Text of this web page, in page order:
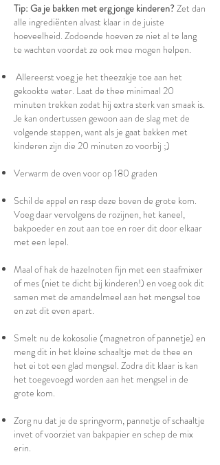
Tip: Ga je bakken met erg jonge kinderen?Zet dan
alle ingrediënten alvast klaar in de juiste
hoeveelheid. Zodoende hoeven ze niet al te lang
te wachten voordat ze ook mee mogen helpen.
Allereerst voeg je het theezakje toe aan het
gekookte water. Laat de thee minimaal 20
minuten trekken zodat hij extra sterk van smaak is.
Je kan ondertussen gewoon aan de slag met de
volgende stappen, want als je gaat bakken met
kinderen zijn die 20 minuten zo voorbij ;)
Verwarm de oven voor op 180 graden
Schil de appel en rasp deze boven de grote kom.
Voeg daar vervolgens de rozijnen, het kaneel,
bakpoeder en zout aan toe en roer dit door elkaar
met een lepel.
Maal of hak de hazelnoten fijn met een staafmixer
of mes (niet te dicht bij kinderen!) en voeg ook dit
samen met de amandelmeel aan het mengsel toe
en zet dit even apart.
Smelt nu de kokosolie (magnetron of pannetje) en
meng dit in het kleine schaaltje met de thee en
het ei tot een glad mengsel. Zodra dit klaar is kan
het toegevoegd worden aan het mengsel in de
grote kom.
Zorg nu dat je de springvorm, pannetje of schaaltje
invet of voorziet van bakpapier en schep de mix
erin.